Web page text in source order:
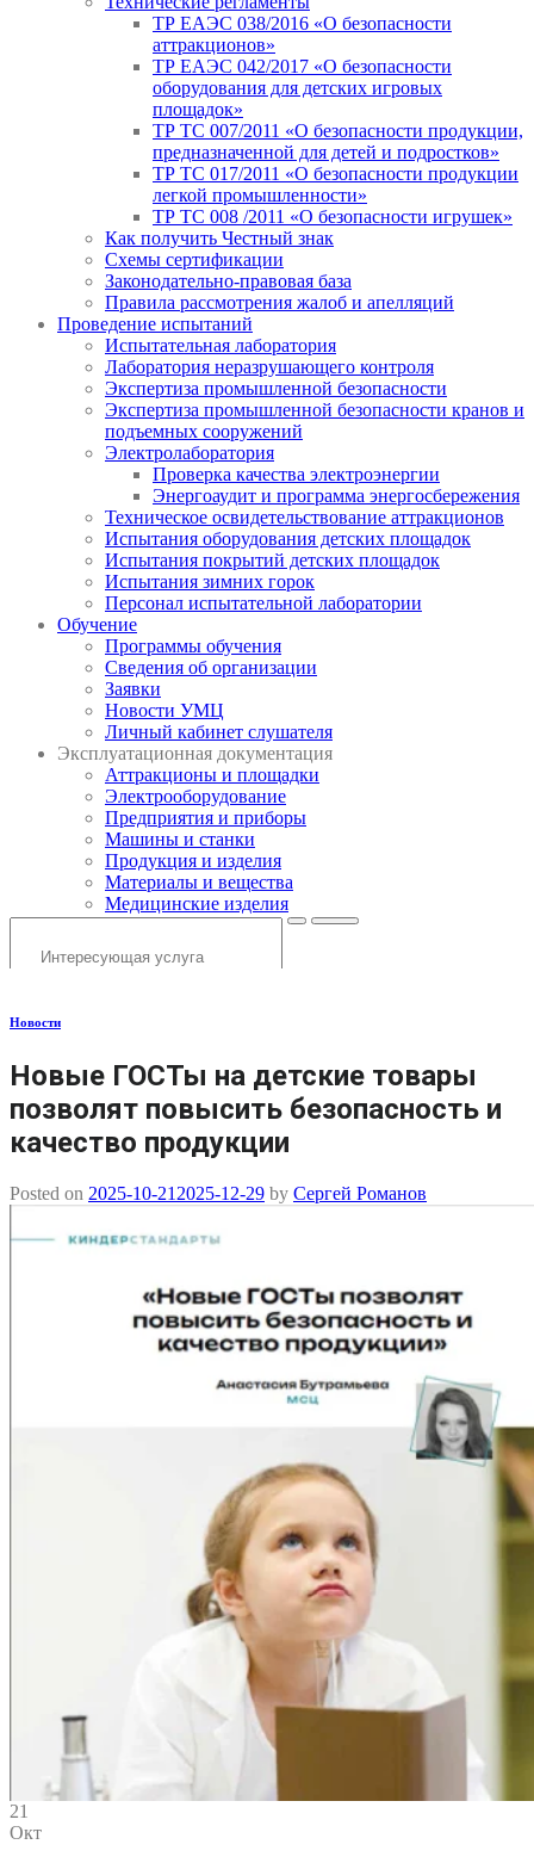
ТР ЕАЭС 038/2016 «О безопасности
аттракционов»
ТР ЕАЭС 042/2017 «О безопасности
оборудования для детских игровых
площадок»
ТР ТС 007/2011 «О безопасности продукции,
предназначенной для детей и подростков»
ТР ТС 017/2011 «О безопасности продукции
легкой промышленности»
ТР ТС 008 /2011 «О безопасности игрушек»
Как получить Честный знак
Схемы сертификации
Законодательно-правовая база
Правила рассмотрения жалоб и апелляций
Проведение испытаний
Испытательная лаборатория
Лаборатория неразрушающего контроля
Экспертиза промышленной безопасности
Экспертиза промышленной безопасности кранов и
подъемных сооружений
Электролаборатория
Проверка качества электроэнергии
Энергоаудит и программа энергосбережения
Техническое освидетельствование аттракционов
Испытания оборудования детских площадок
Испытания покрытий детских площадок
Испытания зимних горок
Персонал испытательной лаборатории
Обучение
Программы обучения
Сведения об организации
Заявки
Новости УМЦ
Личный кабинет слушателя
Эксплуатационная документация
Аттракционы и площадки
Электрооборудование
Предприятия и приборы
Машины и станки
Продукция и изделия
Материалы и вещества
Медицинские изделия
Новости
Новые ГОСТы на детские товары
позволят повысить безопасность и
качество продукции
Posted on 2025-10-21 2025-12-29 by Сергей Романов
21
Окт